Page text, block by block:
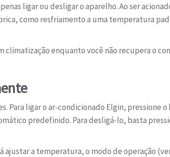
ligar ou desligar o aparelho. Ao ser
como resfriamento a uma temperatura
enquanto você não recupera o
Para ligar o ar-condicionado Elgin, pressione o
predefinido. Para desligá-lo, basta
a temperatura, o modo de operação